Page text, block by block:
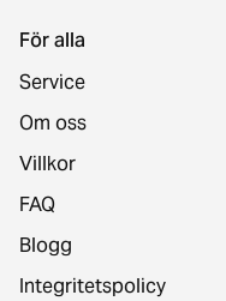
För alla
Service
Om oss
Villkor
FAQ
Blogg
Integritetspolicy